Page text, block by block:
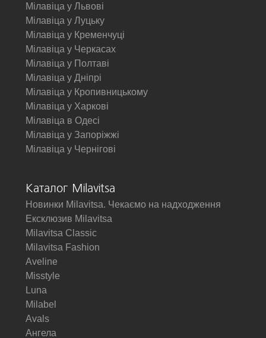
Мілавіца у Львові
Мілавіца у Луцьку
Мілавіца у Кременчуці
Мілавіца у Черкасах
Мілавіца у Полтаві
Мілавіца у Дніпрі
Мілавіца у Кропивницькому
Мілавіца у Харкові
Мілавіца в Одесі
Мілавіца у Запоріжжі
Мілавіца у Чернігові
Каталог Milavitsa
Новинки Milavitsa. Чекаємо на надходження
Ексклюзив Milavitsa
Milavitsa Classic
Milavitsa Fashion
Aveline
Misstyle
Luna
Milabel
Avals
Ангела